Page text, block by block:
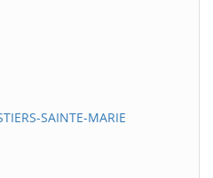
SAINTE-MARIE